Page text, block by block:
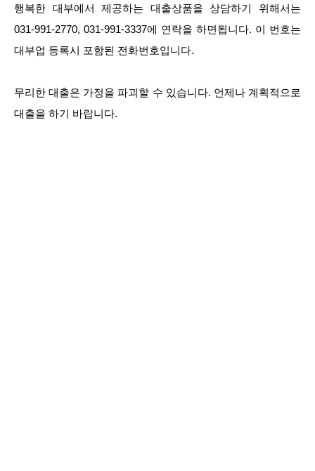
행복한 대부에서 제공하는 대출상품을 상담하기 위해서는
031-991-2770, 031-991-3337에 연락을 하면됩니다. 이 번호는
대부업 등록시 포함된 전화번호입니다.
무리한 대출은 가정을 파괴할 수 있습니다. 언제나 계획적으로
대출을 하기 바랍니다.